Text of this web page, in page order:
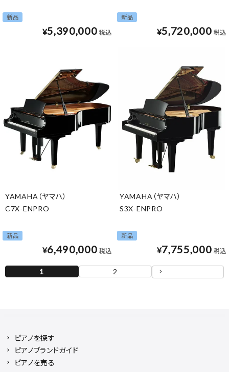
新品
¥5,390,000 税込
新品
¥5,720,000 税込
YAMAHA（ヤマハ）
C7X-ENPRO
新品
¥6,490,000 税込
YAMAHA（ヤマハ）
S3X-ENPRO
新品
¥7,755,000 税込
1 2
ピアノを探す
ピアノブランドガイド
ピアノを売る